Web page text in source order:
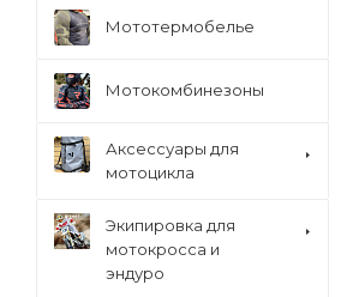
Мототермобелье
Мотокомбинезоны
Аксессуары для
мотоцикла
Экипировка для
мотокросса и
эндуро